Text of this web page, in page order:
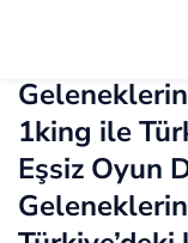
Remember me
1king ile
Eşsiz Oyun